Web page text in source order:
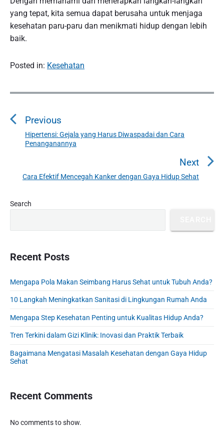
yang tepat, kita semua dapat berusaha untuk menjaga
kesehatan paru-paru dan menikmati hidup dengan lebih
baik.
Posted in: Kesehatan
P
s
g
t
o
Previous
P
r
v
u
s
:
Hipertensi: Gejala yang Harus Diwaspadai dan Cara
Penanganannya
Next
N
Cara Efektif Mencegah Kanker dengan Gaya Hidup Sehat
P
m
r
i
d
b
r
Search
Recent Posts
Mengapa Pola Makan Seimbang Harus Sehat untuk Tubuh Anda?
10 Langkah Meningkatkan Sanitasi di Lingkungan Rumah Anda
Mengapa Step Kesehatan Penting untuk Kualitas Hidup Anda?
Tren Terkini dalam Gizi Klinik: Inovasi dan Praktik Terbaik
Bagaimana Mengatasi Masalah Kesehatan dengan Gaya Hidup
Sehat
Recent Comments
No comments to show.